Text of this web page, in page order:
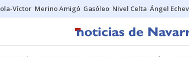
Víctor Merino Amigó Gasóleo Nivel Celta Ángel